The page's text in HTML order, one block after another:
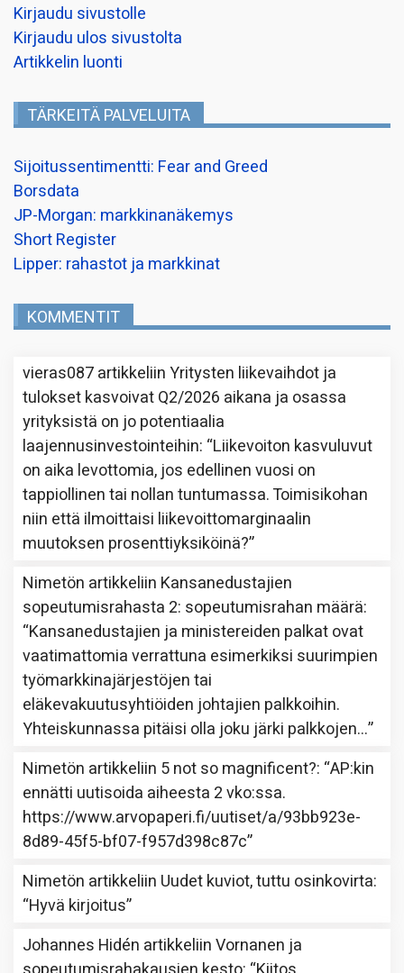
Kirjaudu sivustolle
Kirjaudu ulos sivustolta
Artikkelin luonti
TÄRKEITÄ PALVELUITA
Sijoitussentimentti: Fear and Greed
Borsdata
JP-Morgan: markkinanäkemys
Short Register
Lipper: rahastot ja markkinat
KOMMENTIT
vieras087artikkeliinYritysten liikevaihdot ja
tulokset kasvoivat Q2/2026 aikana ja osassa
yrityksistä on jo potentiaalia
laajennusinvestointeihin: “Liikevoiton kasvuluvut
on aika levottomia, jos edellinen vuosi on
tappiollinen tai nollan tuntumassa. Toimisikohan
niin että ilmoittaisi liikevoittomarginaalin
muutoksen prosenttiyksiköinä?”
Nimetön artikkeliin Kansanedustajien
sopeutumisrahasta 2: sopeutumisrahan määrä:
“Kansanedustajien ja ministereiden palkat ovat
vaatimattomia verrattuna esimerkiksi suurimpien
työmarkkinajärjestöjen tai
eläkevakuutusyhtiöiden johtajien palkkoihin.
Yhteiskunnassa pitäisi olla joku järki palkkojen…”
Nimetön artikkeliin 5 not so magnificent?: “AP:kin
ennätti uutisoida aiheesta 2 vko:ssa.
https://www.arvopaperi.fi/uutiset/a/93bb923e-
8d89-45f5-bf07-f957d398c87c”
Nimetön artikkeliin Uudet kuviot, tuttu osinkovirta:
“Hyvä kirjoitus”
Johannes Hidén artikkeliinVornanen ja